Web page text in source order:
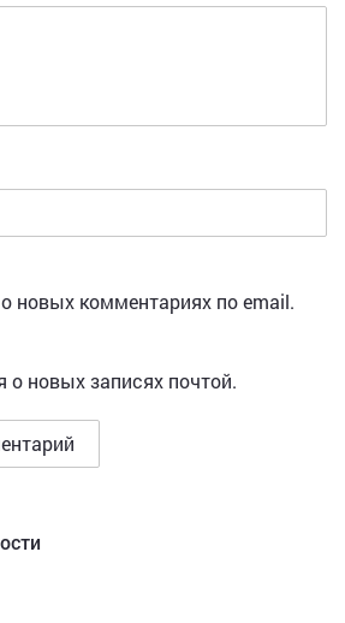
новых комментариях по email.
новых записях почтой.